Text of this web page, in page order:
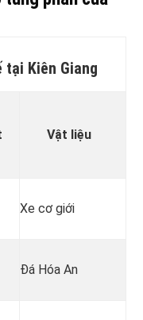
tại Kiên Giang
Vật liệu
Xe cơ giới
Đá Hóa An